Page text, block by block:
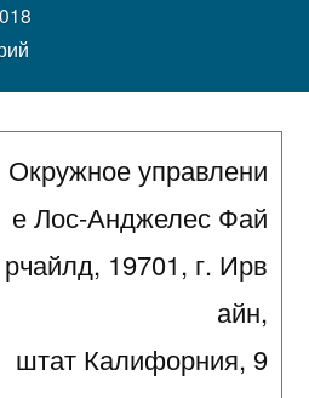
к
Properties
LLC
Окружное управлени
е Лос-Анджелес Фай
рчайлд, 19701, г. Ирв
айн,
штат Калифорния, 9